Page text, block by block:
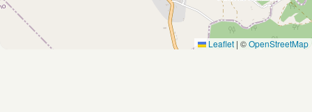
Leaflet | ©OpenStreetMap